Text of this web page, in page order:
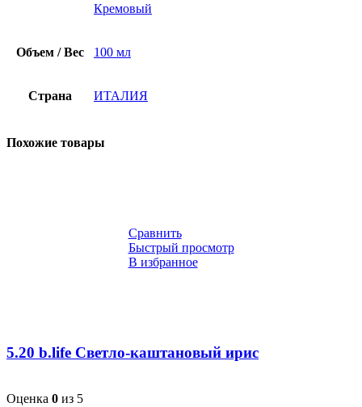
Кремовый
Объем / Вес 100 мл
Страна ИТАЛИЯ
Похожие товары
Сравнить
Быстрый просмотр
В избранное
5.20 b.life Светло-каштановый ирис
Оценка 0 из 5